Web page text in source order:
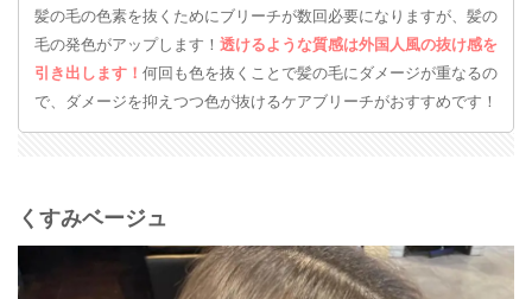
髪の毛の色素を抜くためにブリーチが数回必要になりますが、髪の
毛の発色がアップします！ 透けるような質感は外国人風の抜け感を
引き出します！ 何回も色を抜くことで髪の毛にダメージが重なるの
で、ダメージを抑えつつ色が抜けるケアブリーチがおすすめです！
くすみベージュ